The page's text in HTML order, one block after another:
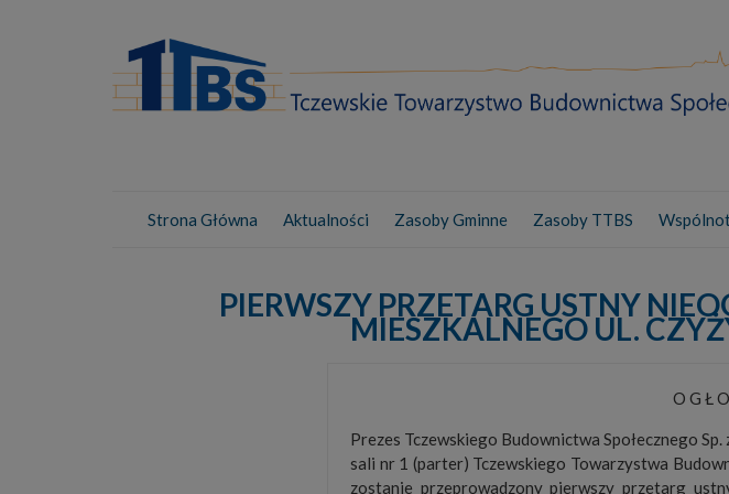
Strona Główna Aktualności Zasoby Gminne Zasoby TTBS
PIERWSZY PRZETARG USTNY
MIESZKALNEGO UL.
O G Ł
Prezes Tczewskiego Budownictwa Społecznego
sali nr 1 (parter) Tczewskiego Towarzystwa
zostanie przeprowadzony pierwszy przetarg